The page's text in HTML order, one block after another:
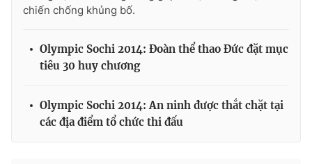
chiến chống khủng bố.
Olympic Sochi 2014: Đoàn thể thao Đức đặt mục
tiêu 30 huy chương
Olympic Sochi 2014: An ninh được thắt chặt tại
các địa điểm tổ chức thi đấu